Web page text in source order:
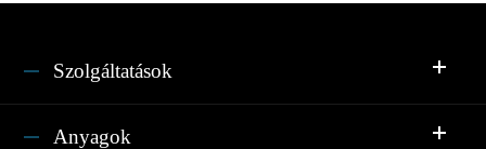
Szolgáltatások
Anyagok